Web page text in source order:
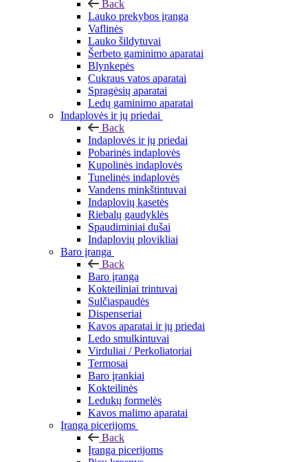
Back
Lauko prekybos įranga
Vaflinės
Lauko šildytuvai
Šerbeto gaminimo aparatai
Blynkepės
Cukraus vatos aparatai
Spragėsių aparatai
Ledų gaminimo aparatai
Indaplovės ir jų priedai
Back
Indaplovės ir jų priedai
Pobarinės indaplovės
Kupolinės indaplovės
Tunelinės indaplovės
Vandens minkštintuvai
Indaplovių kasetės
Riebalų gaudyklės
Spaudiminiai dušai
Indaplovių plovikliai
Baro įranga
Back
Baro įranga
Kokteiliniai trintuvai
Sulčiaspaudės
Dispenseriai
Kavos aparatai ir jų priedai
Ledo smulkintuvai
Virduliai / Perkoliatoriai
Termosai
Baro įrankiai
Kokteilinės
Ledukų formelės
Kavos malimo aparatai
Įranga picerijoms
Back
Įranga picerijoms